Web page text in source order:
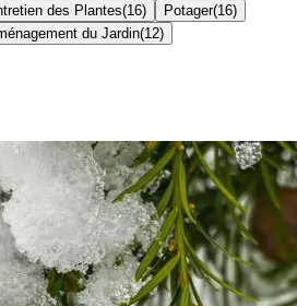
des Plantes(16) Potager(16)
du Jardin(12)